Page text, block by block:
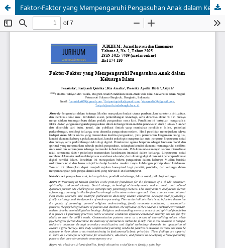
Faktor-Faktor yang Mempengaruhi Pengasuhan Anak dalam Keluarga Islam